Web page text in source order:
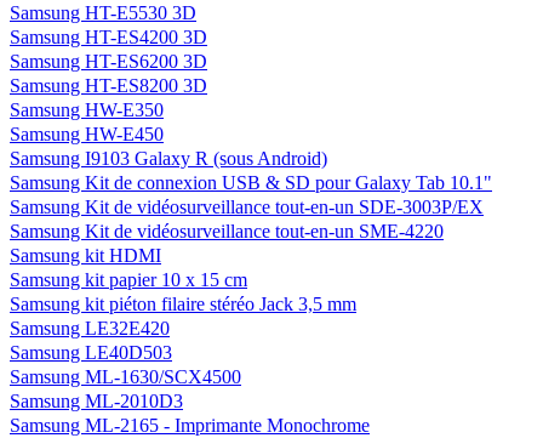
Samsung HT-E5530 3D
Samsung HT-ES4200 3D
Samsung HT-ES6200 3D
Samsung HT-ES8200 3D
Samsung HW-E350
Samsung HW-E450
Samsung I9103 Galaxy R (sous Android)
Samsung Kit de connexion USB & SD pour Galaxy Tab 10.1"
Samsung Kit de vidéosurveillance tout-en-un SDE-3003P/EX
Samsung Kit de vidéosurveillance tout-en-un SME-4220
Samsung kit HDMI
Samsung kit papier 10 x 15 cm
Samsung kit piéton filaire stéréo Jack 3,5 mm
Samsung LE32E420
Samsung LE40D503
Samsung ML-1630/SCX4500
Samsung ML-2010D3
Samsung ML-2165 - Imprimante Monochrome